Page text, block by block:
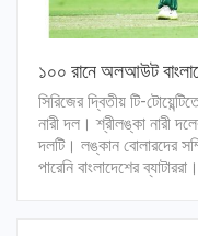
১০০ রানে অলআউট
সিরিজের দ্বিতীয় টি-
নারী দল। শ্রীলঙ্কা নারী
দলটি। লঙ্কান বোলারদের
পারেনি বাংলাদেশের